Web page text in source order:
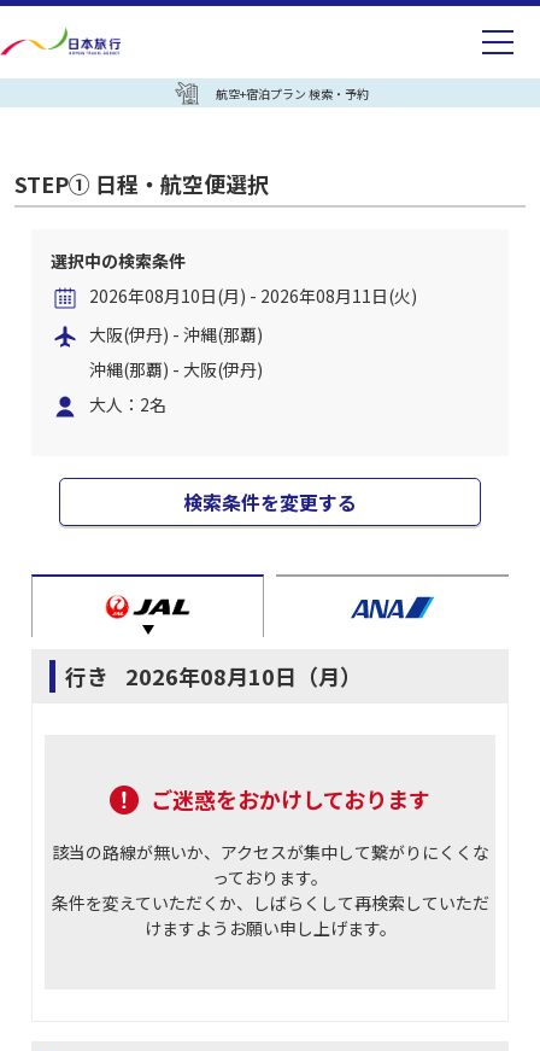
航空+宿泊プラン 検索・予約
STEP① 日程・航空便選択
選択中の検索条件
2026年08月10日(月) - 2026年08月11日(火)
大阪(伊丹) - 沖縄(那覇)
沖縄(那覇) - 大阪(伊丹)
大人：2名
検索条件を変更する
行き 2026年08月10日（月）
ご迷惑をおかけしております
該当の路線が無いか、アクセスが集中して繋がりにくくな
っております。
条件を変えていただくか、しばらくして再検索していただ
けますようお願い申し上げます。